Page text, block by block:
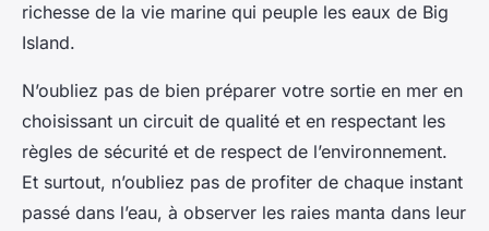
richesse de la vie marine qui peuple les eaux de Big
Island.
N’oubliez pas de bien préparer votre sortie en mer en
choisissant un circuit de qualité et en respectant les
règles de sécurité et de respect de l’environnement.
Et surtout, n’oubliez pas de profiter de chaque instant
passé dans l’eau, à observer les raies manta dans leur